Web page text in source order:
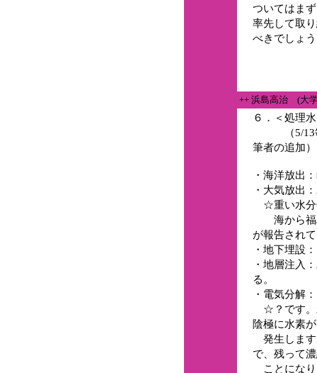
ついてはま
率先して取
べきでしょ
++ 浜島高治 (大
６．＜処理
（5/13毎
筆者の追加）
・海洋放出
・大気放出
☆重い水分
海から福
が報告され
・地下埋設
・地層注入
る。
・電気分解
☆？です。
陰極に水素が
発生します
で、残って
ことにな